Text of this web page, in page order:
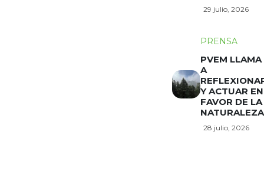
29 julio, 2026
PRENSA
PVEM LLAMA
A
Y ACTUAR EN
FAVOR DE LA
NATURALEZA
28 julio, 2026